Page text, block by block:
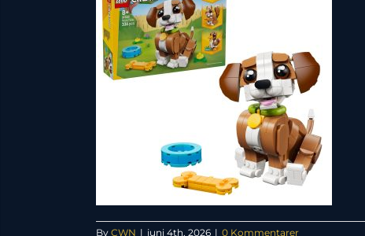
By CWN | juni 4th, 2026 | 0 Kommentarer